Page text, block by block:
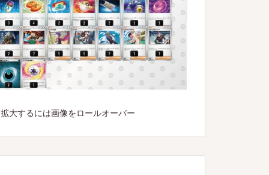
拡大するには画像をロールオーバー